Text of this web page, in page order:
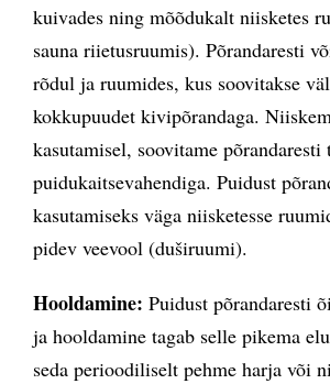
kuivades ning mõõdukalt niisketes
sauna riietusruumis). Põrandaresti
rõdul ja ruumides, kus soovitakse
kokkupuudet kivipõrandaga.
kasutamisel, soovitame põrandaresti
puidukaitsevahendiga. Puidust
kasutamiseks väga niisketesse
pidev veevool (duširuumi).
Hooldamine: Puidust põrandaresti
ja hooldamine tagab selle pikema
seda perioodiliselt pehme harja või